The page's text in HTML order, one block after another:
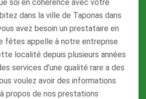
soi en cohérence avec votre
dans la ville de Taponas dans
avez besoin un prestataire en
fêtes appelle à notre entreprise.
localité depuis plusieurs années
services d’une qualité rare a des
voulez avoir des informations
propos de nos prestations